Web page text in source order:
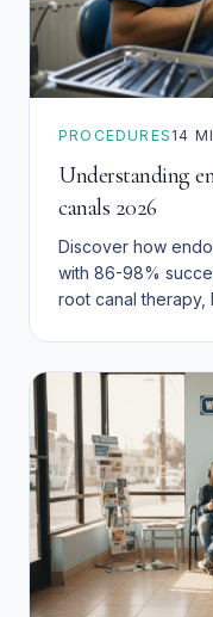
PROCEDURES 14
Understanding
canals 2026
Discover how
with 86-98%
root canal therapy,